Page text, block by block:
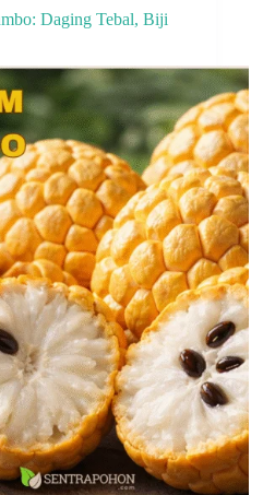
Daging Tebal, Biji